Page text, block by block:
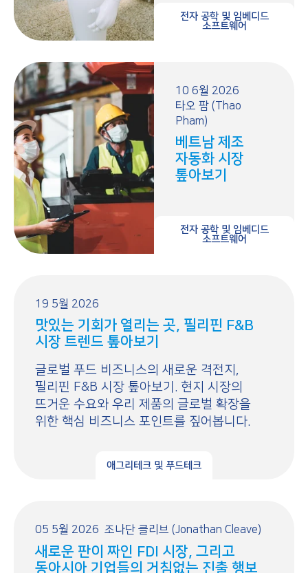
전자 공학 및 임베디드
소프트웨어
10 6월 2026
타오 팜 (Thao
Pham)
베트남 제조
자동화 시장
톺아보기
전자 공학 및 임베디드
소프트웨어
19 5월 2026
맛있는 기회가 열리는 곳, 필리핀 F&B
시장 트렌드 톺아보기
글로벌 푸드 비즈니스의 새로운 격전지,
필리핀 F&B 시장 톺아보기. 현지 시장의
뜨거운 수요와 우리 제품의 글로벌 확장을
위한 핵심 비즈니스 포인트를 짚어봅니다.
애그리테크 및 푸드테크
05 5월 2026 조나단 클리브 (Jonathan Cleave)
새로운 판이 짜인 FDI 시장, 그리고
동아시아 기업들의 거침없는 진출 행보